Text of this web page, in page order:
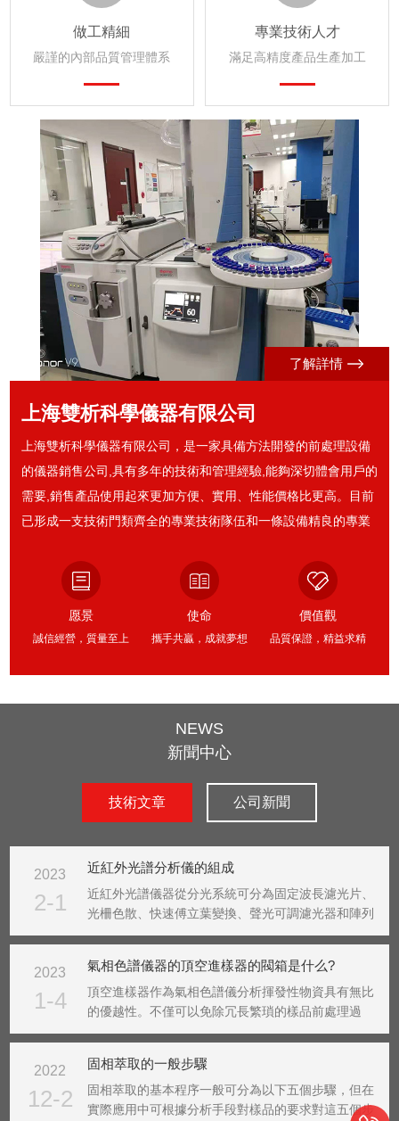
做工精細
嚴謹的內部品質管理體系
專業技術人才
滿足高精度產品生產加工
了解詳情
上海雙析科學儀器有限公司
上海雙析科學儀器有限公司，是一家具備方法開發的前處理設備
的儀器銷售公司,具有多年的技術和管理經驗,能夠深切體會用戶的
需要,銷售產品使用起來更加方便、實用、性能價格比更高。目前
已形成一支技術門類齊全的專業技術隊伍和一條設備精良的專業
的儀器更專業化、更貼近用戶的需求，并竭誠為廣大用戶提供全
過程、優質高效的服務。公司產品廣泛應用于衛生防疫、環境檢
測、質量監督、石油化工、農藥、商檢、制藥、糧油、電力、白
酒、礦山等系統以及科研機關和大專院校等。
愿景
誠信經營，質量至上
使命
攜手共贏，成就夢想
價值觀
品質保證，精益求精
NEWS
新聞中心
技術文章 公司新聞
2023
2-1
近紅外光譜分析儀的組成
近紅外光譜儀器從分光系統可分為固定波長濾光片、
光柵色散、快速傅立葉變換、聲光可調濾光器和陣列
檢測五種類型。濾光片型主要作專用分析儀器，如糧
體系的樣品。光柵掃描式具有較高的信噪比和分辨
率。由于儀器...
2023
1-4
氣相色譜儀器的頂空進樣器的閥箱是什么?
頂空進樣器作為氣相色譜儀分析揮發性物資具有無比
的優越性。不僅可以免除冗長繁瑣的樣品前處理過
程，避免有機溶劑對分析造成的干擾、減少對色譜柱
優點。該儀器可以和國內外各種型號的氣相色譜儀相
連接。1、調...
2022
12-2
固相萃取的一般步驟
固相萃取的基本程序一般可分為以下五個步驟，但在
實際應用中可根據分析手段對樣品的要求對這五個步